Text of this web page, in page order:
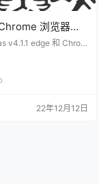
浏览器插
费下载两个网站
v4.1.1 edge 和 Chrom
格式LOGO！ 【全
点击直达】 【国内镜
extensions/（Edge
0
22年12月12日